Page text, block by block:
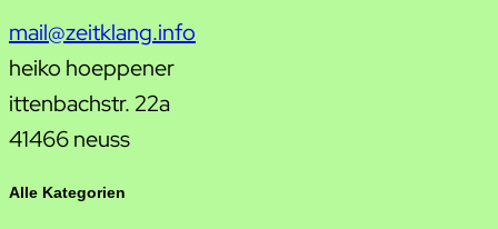
mail@zeitklang.info
heiko hoeppener
ittenbachstr. 22a
41466 neuss
Alle Kategorien